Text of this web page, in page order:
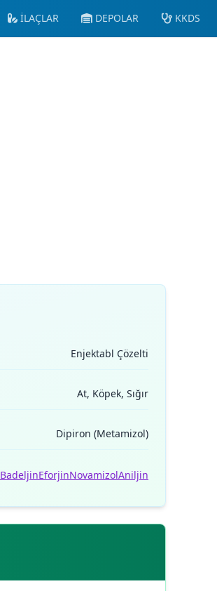
İLAÇLAR DEPOLAR KKDS
Enjektabl Çözelti
At, Köpek, Sığır
Dipiron (Metamizol)
BadeljinEforjinNovamizolAniljin